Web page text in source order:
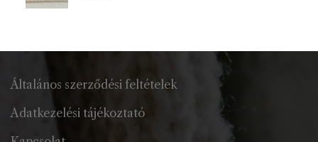
Általános szerződési feltételek
Adatkezelési tájékoztató